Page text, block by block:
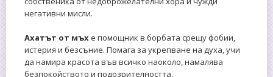
негативни мисли.
Ахатът от мъх е помощник в борбата срещу фобии,
истерия и безсъние. Помага за укрепване на духа, учи
да намира красота във всичко наоколо, намалява
безпокойството и подозрителността.